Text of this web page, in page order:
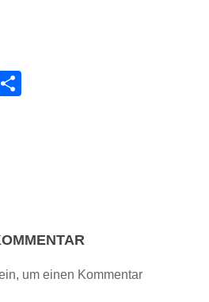
WhatsApp
um einen Kommentar